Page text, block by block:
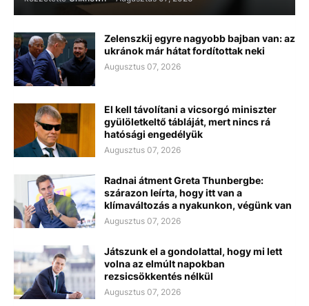
Zelenszkij egyre nagyobb bajban van: az
ukránok már hátat fordítottak neki
Augusztus 07, 2026
El kell távolítani a vicsorgó miniszter
gyülöletkeltő tábláját, mert nincs rá
hatósági engedélyük
Augusztus 07, 2026
Radnai átment Greta Thunbergbe:
szárazon leírta, hogy itt van a
klímaváltozás a nyakunkon, végünk van
Augusztus 07, 2026
Játszunk el a gondolattal, hogy mi lett
volna az elmúlt napokban
rezsicsökkentés nélkül
Augusztus 07, 2026